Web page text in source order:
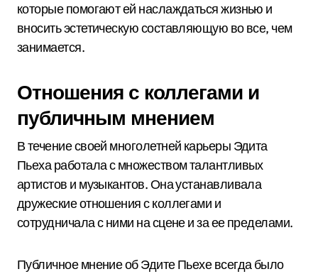
которые помогают ей наслаждаться жизнью и
вносить эстетическую составляющую во все, чем
занимается.
Отношения с коллегами и
публичным мнением
В течение своей многолетней карьеры Эдита
Пьеха работала с множеством талантливых
артистов и музыкантов. Она устанавливала
дружеские отношения с коллегами и
сотрудничала с ними на сцене и за ее пределами.
Публичное мнение об Эдите Пьехе всегда было